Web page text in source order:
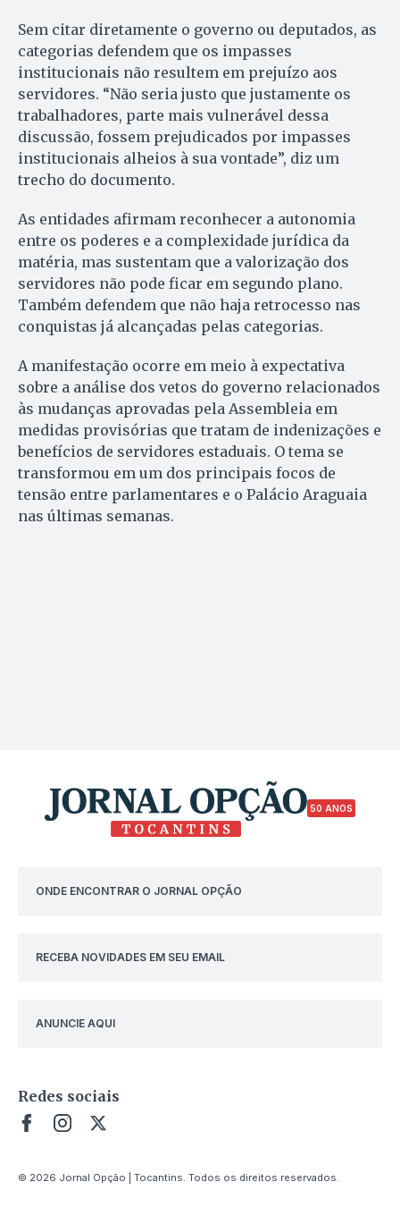
Sem citar diretamente o governo ou deputados, as
categorias defendem que os impasses
institucionais não resultem em prejuízo aos
servidores. “Não seria justo que justamente os
trabalhadores, parte mais vulnerável dessa
discussão, fossem prejudicados por impasses
institucionais alheios à sua vontade”, diz um
trecho do documento.
As entidades afirmam reconhecer a autonomia
entre os poderes e a complexidade jurídica da
matéria, mas sustentam que a valorização dos
servidores não pode ficar em segundo plano.
Também defendem que não haja retrocesso nas
conquistas já alcançadas pelas categorias.
A manifestação ocorre em meio à expectativa
sobre a análise dos vetos do governo relacionados
às mudanças aprovadas pela Assembleia em
medidas provisórias que tratam de indenizações e
benefícios de servidores estaduais. O tema se
transformou em um dos principais focos de
tensão entre parlamentares e o Palácio Araguaia
nas últimas semanas.
50 ANOS
ONDE ENCONTRAR O JORNAL OPÇÃO
RECEBA NOVIDADES EM SEU EMAIL
ANUNCIE AQUI
Redes sociais
© 2026 Jornal Opção | Tocantins. Todos os direitos reservados.